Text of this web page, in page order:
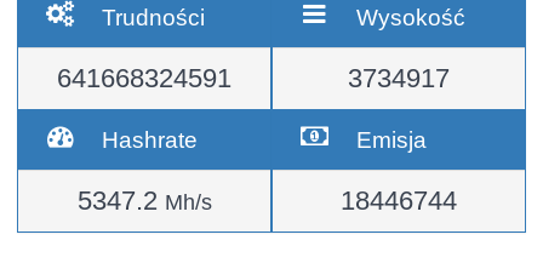
Trudności
641668324591
Wysokość
3734917
Hashrate
5347.2 Mh/s
Emisja
18446744